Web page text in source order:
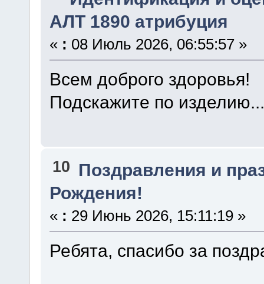
АЛТ 1890 атрибуция
« : 08 Июль 2026, 06:55:57 »
Всем доброго здоровья!
Подскажите по изделию...
10 Поздравления и
Рождения!
« : 29 Июнь 2026, 15:11:19 »
Ребята, спасибо за